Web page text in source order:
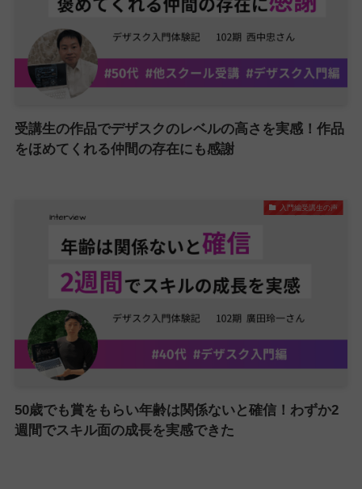
受講生の作品でデザスクのレベルの高さを実感！作品
をほめてくれる仲間の存在にも感謝
入門編受講生の声
50歳でも賞をもらい年齢は関係ないと確信！わずか2
週間でスキル面の成長を実感できた